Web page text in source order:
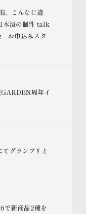
、こんなに違
本酒の個性 talk
お申込みスタ
周年イ
グランプリと
で新商品2種を